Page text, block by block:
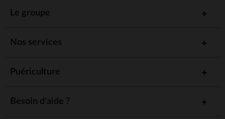
Le groupe
Nos services
Puériculture
Besoin d'aide ?